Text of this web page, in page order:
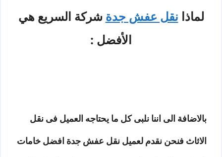
لماذا نقل عفش جدة شركة السريع هي
الأفضل :
بالاضافة الى اننا نلبى كل ما يحتاجه العميل فى نقل
الاثاث فنحن نقدم لعميل نقل عفش جدة افضل خامات